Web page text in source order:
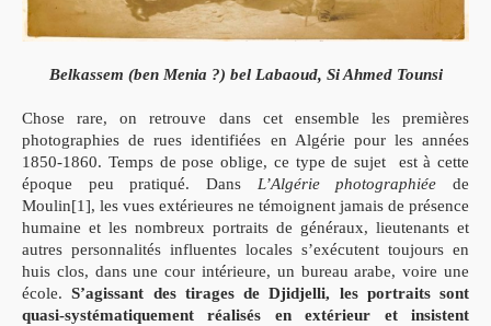
Belkassem (ben Menia ?) bel Labaoud, Si Ahmed Tounsi
Chose rare, on retrouve dans cet ensemble les premières
photographies de rues identifiées en Algérie pour les années
1850-1860. Temps de pose oblige, ce type de sujet est à cette
époque peu pratiqué. Dans L’Algérie photographiée de
Moulin[1], les vues extérieures ne témoignent jamais de présence
humaine et les nombreux portraits de généraux, lieutenants et
autres personnalités influentes locales s’exécutent toujours en
huis clos, dans une cour intérieure, un bureau arabe, voire une
école.S’agissant des tirages de Djidjelli, les portraits sont
quasi-systématiquement réalisés en extérieur et insistent